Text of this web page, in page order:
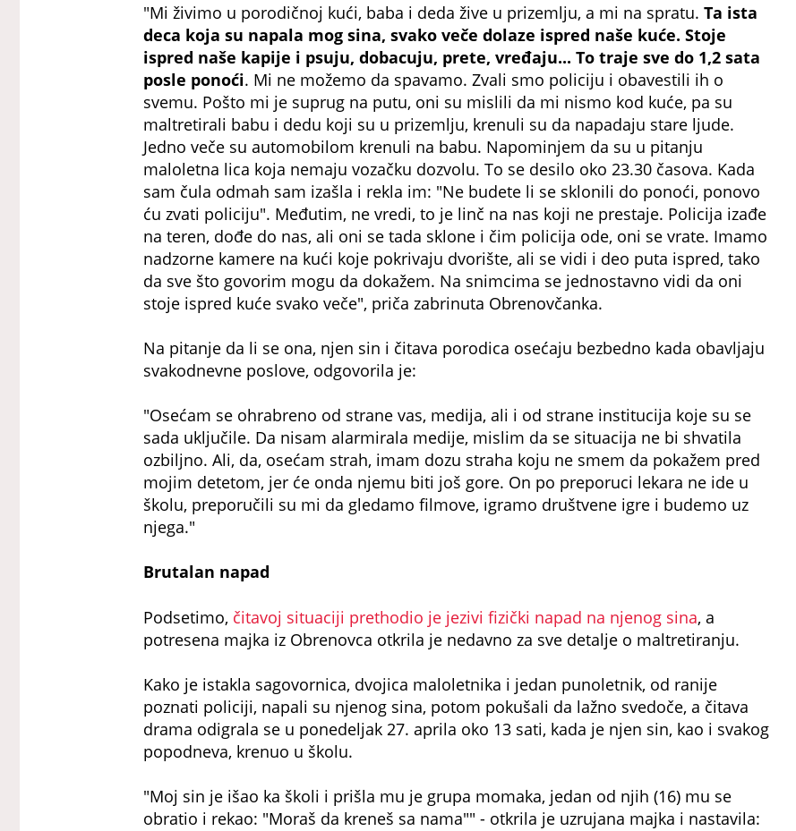
"Mi živimo u porodičnoj kući, baba i deda žive u prizemlju, a mi na spratu. Ta ista
deca koja su napala mog sina, svako veče dolaze ispred naše kuće. Stoje
ispred naše kapije i psuju, dobacuju, prete, vređaju... To traje sve do 1,2 sata
posle ponoći. Mi ne možemo da spavamo. Zvali smo policiju i obavestili ih o
svemu. Pošto mi je suprug na putu, oni su mislili da mi nismo kod kuće, pa su
maltretirali babu i dedu koji su u prizemlju, krenuli su da napadaju stare ljude.
Jedno veče su automobilom krenuli na babu. Napominjem da su u pitanju
maloletna lica koja nemaju vozačku dozvolu. To se desilo oko 23.30 časova. Kada
sam čula odmah sam izašla i rekla im: "Ne budete li se sklonili do ponoći, ponovo
ću zvati policiju". Međutim, ne vredi, to je linč na nas koji ne prestaje. Policija izađe
na teren, dođe do nas, ali oni se tada sklone i čim policija ode, oni se vrate. Imamo
nadzorne kamere na kući koje pokrivaju dvorište, ali se vidi i deo puta ispred, tako
da sve što govorim mogu da dokažem. Na snimcima se jednostavno vidi da oni
stoje ispred kuće svako veče", priča zabrinuta Obrenovčanka.
Na pitanje da li se ona, njen sin i čitava porodica osećaju bezbedno kada obavljaju
svakodnevne poslove, odgovorila je:
"Osećam se ohrabreno od strane vas, medija, ali i od strane institucija koje su se
sada uključile. Da nisam alarmirala medije, mislim da se situacija ne bi shvatila
ozbiljno. Ali, da, osećam strah, imam dozu straha koju ne smem da pokažem pred
mojim detetom, jer će onda njemu biti još gore. On po preporuci lekara ne ide u
školu, preporučili su mi da gledamo filmove, igramo društvene igre i budemo uz
njega."
Brutalan napad
Podsetimo, čitavoj situaciji prethodio je jezivi fizički napad na njenog sina, a
potresena majka iz Obrenovca otkrila je nedavno za sve detalje o maltretiranju.
Kako je istakla sagovornica, dvojica maloletnika i jedan punoletnik, od ranije
poznati policiji, napali su njenog sina, potom pokušali da lažno svedoče, a čitava
drama odigrala se u ponedeljak 27. aprila oko 13 sati, kada je njen sin, kao i svakog
popodneva, krenuo u školu.
"Moj sin je išao ka školi i prišla mu je grupa momaka, jedan od njih (16) mu se
obratio i rekao: "Moraš da kreneš sa nama"" - otkrila je uzrujana majka i nastavila: